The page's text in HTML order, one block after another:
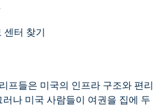
센터 찾기
프들은 미국의 인프라 구조와 편리
나 미국 사람들이 여권을 집에 두